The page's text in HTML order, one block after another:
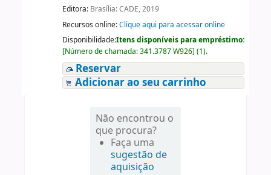
Editora: Brasília: CADE, 2019
Recursos online:Clique aqui para acessar online
Disponibilidade:Itens disponíveis para empréstimo:
[Número de chamada:341.3787 W926] (1).
Reservar
Adicionar ao seu carrinho
Não encontrou o
que procura?
Faça uma
sugestão de
aquisição